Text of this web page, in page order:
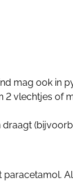
mag ook in
2 vlechtjes of